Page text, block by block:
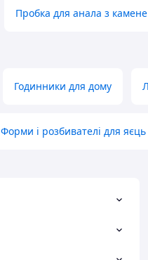
Пробка для анала з
Годинники для дому
Форми і розбивателі для яєць